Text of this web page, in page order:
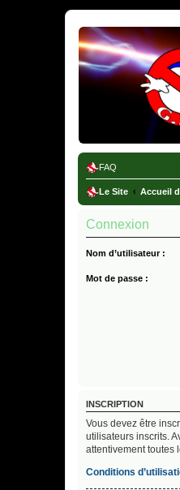
FAQ
Le Site Accueil
Connexion
Nom d’utilisateur :
Mot de passe :
INSCRIPTION
Vous devez être
utilisateurs inscrits.
attentivement toutes
Conditions